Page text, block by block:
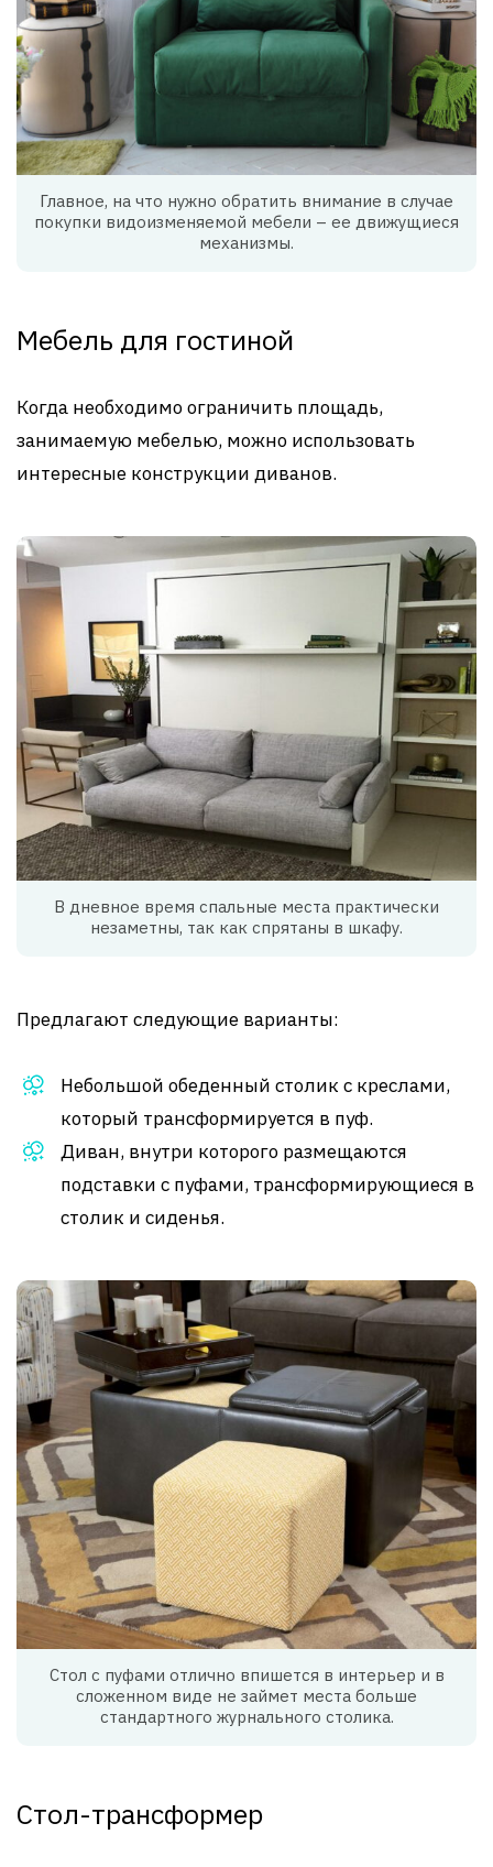
Главное, на что нужно обратить внимание в случае
покупки видоизменяемой мебели – ее движущиеся
механизмы.
Мебель для гостиной
Когда необходимо ограничить площадь,
занимаемую мебелью, можно использовать
интересные конструкции диванов.
В дневное время спальные места практически
незаметны, так как спрятаны в шкафу.
Предлагают следующие варианты:
Небольшой обеденный столик с креслами,
который трансформируется в пуф.
Диван, внутри которого размещаются
подставки с пуфами, трансформирующиеся в
столик и сиденья.
Стол с пуфами отлично впишется в интерьер и в
сложенном виде не займет места больше
стандартного журнального столика.
Стол-трансформер